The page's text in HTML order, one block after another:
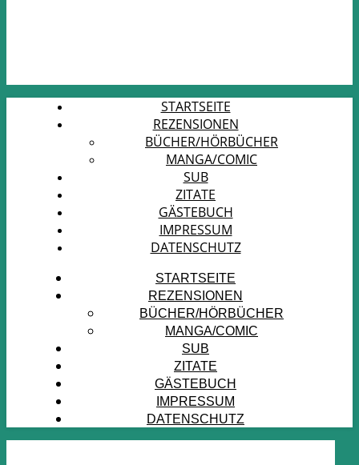
STARTSEITE
REZENSIONEN
BÜCHER/HÖRBÜCHER
MANGA/COMIC
SUB
ZITATE
GÄSTEBUCH
IMPRESSUM
DATENSCHUTZ
STARTSEITE
REZENSIONEN
BÜCHER/HÖRBÜCHER
MANGA/COMIC
SUB
ZITATE
GÄSTEBUCH
IMPRESSUM
DATENSCHUTZ